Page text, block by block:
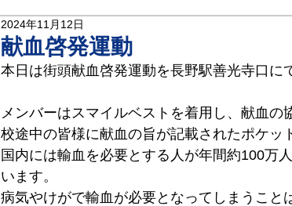
献血啓発運動
2024年11月12日
本日は街頭献血啓発運動を長野駅善光寺口に
メンバーはスマイルベストを着用し、献血
校途中の皆様に献血の旨が記載されたポケッ
国内には輸血を必要とする人が年間約100万
います。
病気やけがで輸血が必要となってしまうこ